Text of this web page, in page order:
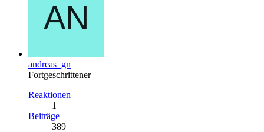
andreas_gn
Fortgeschrittener
Reaktionen
1
Beiträge
389